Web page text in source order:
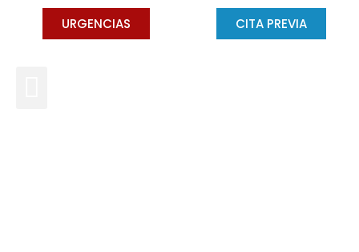
CITA PREVIA
URGENCIAS